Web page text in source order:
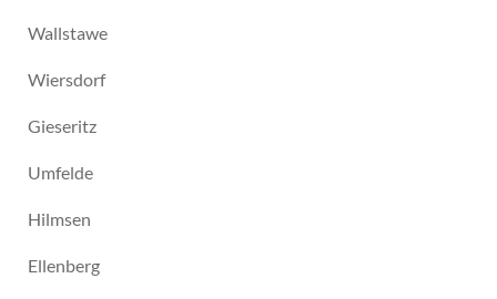
Wallstawe
Wiersdorf
Gieseritz
Umfelde
Hilmsen
Ellenberg